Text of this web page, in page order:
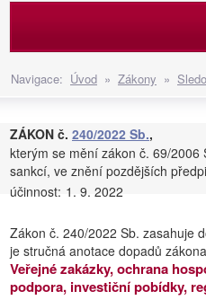
Navigace: Úvod » Zákony »
ZÁKON č. 240/2022 Sb.,
kterým se mění zákon č. 69/
sankcí, ve znění pozdějších
účinnost: 1. 9. 2022
Zákon č. 240/2022 Sb. zasahuje
je stručná anotace dopadů
Veřejné zakázky, ochrana
podpora, investiční pobídky,